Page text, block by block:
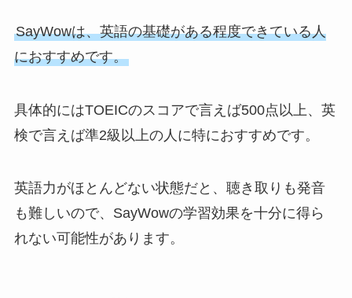
SayWowは、英語の基礎がある程度できている人
におすすめです。
具体的にはTOEICのスコアで言えば500点以上、英
検で言えば準2級以上の人に特におすすめです。
英語力がほとんどない状態だと、聴き取りも発音
も難しいので、SayWowの学習効果を十分に得ら
れない可能性があります。